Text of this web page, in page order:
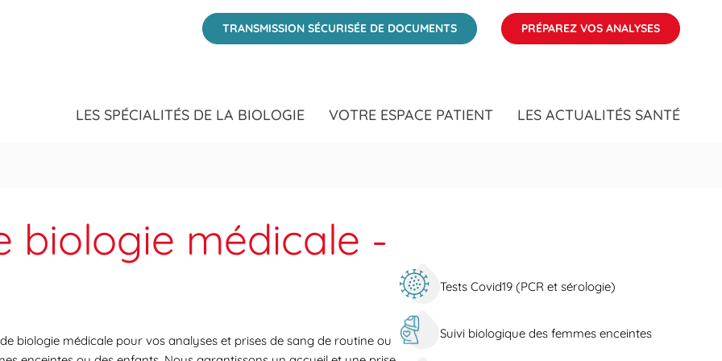
TRANSMISSION SÉCURISÉE DE DOCUMENTS
PRÉPAREZ VOS ANALYSES
LES SPÉCIALITÉS DE LA BIOLOGIE VOTRE ESPACE PATIENT LES ACTUALITÉS SANTÉ
biologie médicale -
biologie médicale pour vos analyses et prises de sang de routine ou
Tests Covid19 (PCR et sérologie)
Suivi biologique des femmes enceintes